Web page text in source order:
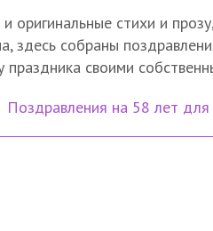
стихи и
здесь собраны
своими
Поздравления на 58 лет